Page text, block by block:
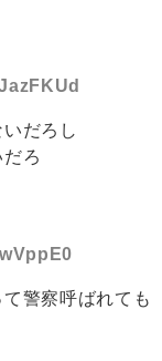
だろし
ろ
警察呼ばれても